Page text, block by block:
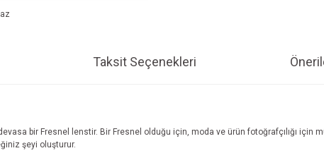
Taksit Seçenekleri
bir Fresnel lenstir. Bir Fresnel olduğu için, moda ve ürün fotoğrafçılığı için
şeyi oluşturur.